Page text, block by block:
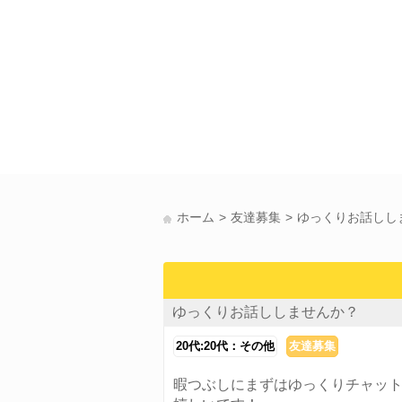
ホーム 友達募集 ゆっくりお話しし
ゆっくりお話ししませんか？
20代:20代：その他 友達募集
暇つぶしにまずはゆっくりチャッ